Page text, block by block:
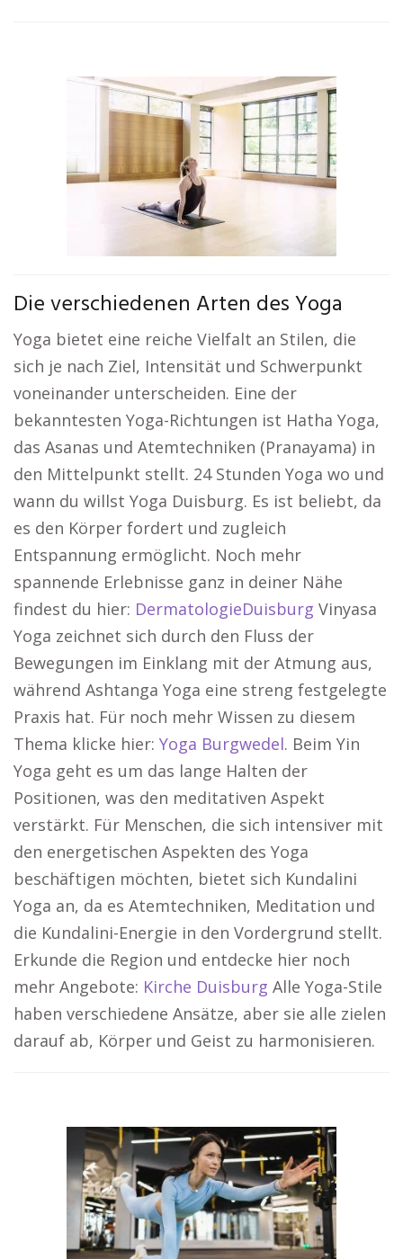
Die verschiedenen Arten des Yoga
Yoga bietet eine reiche Vielfalt an Stilen, die
sich je nach Ziel, Intensität und Schwerpunkt
voneinander unterscheiden. Eine der
bekanntesten Yoga-Richtungen ist Hatha Yoga,
das Asanas und Atemtechniken (Pranayama) in
den Mittelpunkt stellt. 24 Stunden Yoga wo und
wann du willst Yoga Duisburg. Es ist beliebt, da
es den Körper fordert und zugleich
Entspannung ermöglicht. Noch mehr
spannende Erlebnisse ganz in deiner Nähe
findest du hier: DermatologieDuisburg Vinyasa
Yoga zeichnet sich durch den Fluss der
Bewegungen im Einklang mit der Atmung aus,
während Ashtanga Yoga eine streng festgelegte
Praxis hat. Für noch mehr Wissen zu diesem
Thema klicke hier: Yoga Burgwedel. Beim Yin
Yoga geht es um das lange Halten der
Positionen, was den meditativen Aspekt
verstärkt. Für Menschen, die sich intensiver mit
den energetischen Aspekten des Yoga
beschäftigen möchten, bietet sich Kundalini
Yoga an, da es Atemtechniken, Meditation und
die Kundalini-Energie in den Vordergrund stellt.
Erkunde die Region und entdecke hier noch
mehr Angebote: Kirche Duisburg Alle Yoga-Stile
haben verschiedene Ansätze, aber sie alle zielen
darauf ab, Körper und Geist zu harmonisieren.